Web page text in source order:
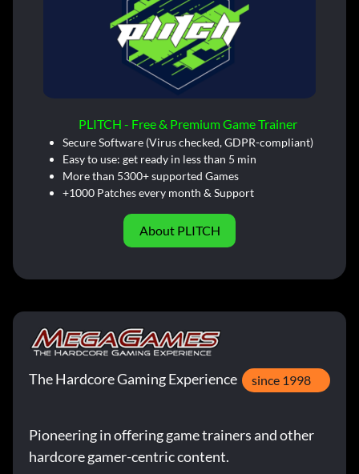
PLITCH - Free & Premium Game Trainer
Secure Software (Virus checked, GDPR-compliant)
Easy to use: get ready in less than 5 min
More than 5300+ supported Games
+1000 Patches every month & Support
About PLITCH
The Hardcore Gaming Experience since 1998
Pioneering in offering game trainers and other
hardcore gamer-centric content.